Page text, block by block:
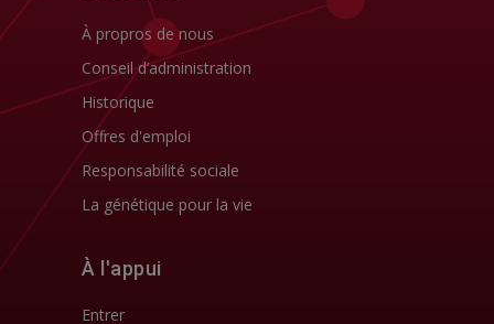
À propros de nous
Conseil d’administration
Historique
Offres d'emploi
Responsabilité sociale
La génétique pour la vie
À l'appui
Entrer